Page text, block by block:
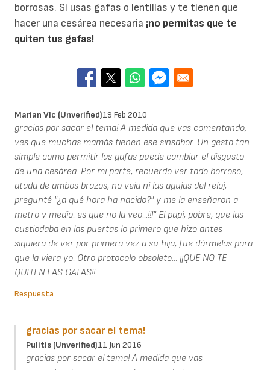
borrosas. Si usas gafas o lentillas y te tienen que
hacer una cesárea necesaria ¡no permitas que te
quiten tus gafas!
Marian Vlc (unverified)19 Feb 2010
gracias por sacar el tema! A medida que vas comentando,
ves que muchas mamás tienen ese sinsabor. Un gesto tan
simple como permitir las gafas puede cambiar el disgusto
de una cesárea. Por mi parte, recuerdo ver todo borroso,
atada de ambos brazos, no veía ni las agujas del reloj,
pregunté "¿a qué hora ha nacido?" y me la enseñaron a
metro y medio. es que no la veo...!!!" El papi, pobre, que las
custiodaba en las puertas lo primero que hizo antes
siquiera de ver por primera vez a su hija, fue dármelas para
que la viera yo. Otro protocolo obsoleto... ¡¡QUE NO TE
QUITEN LAS GAFAS!!
Respuesta
gracias por sacar el tema!
Pulitis (unverified)11 Jun 2016
gracias por sacar el tema! A medida que vas